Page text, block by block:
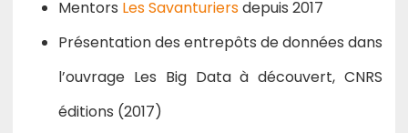
Mentors Les Savanturiersdepuis 2017
Présentation des entrepôts de données dans
l’ouvrage Les Big Data à découvert, CNRS
éditions (2017)